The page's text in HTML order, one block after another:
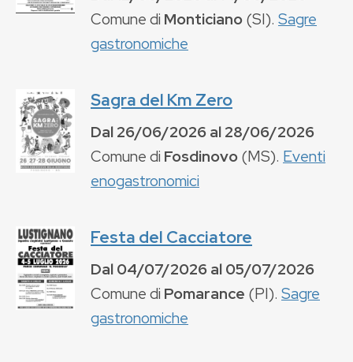
Comune di Monticiano(SI). Sagre
gastronomiche
Sagra del Km Zero
Dal26/06/2026al28/06/2026
Comune di Fosdinovo(MS). Eventi
enogastronomici
Festa del Cacciatore
Dal04/07/2026al05/07/2026
Comune di Pomarance (PI). Sagre
gastronomiche